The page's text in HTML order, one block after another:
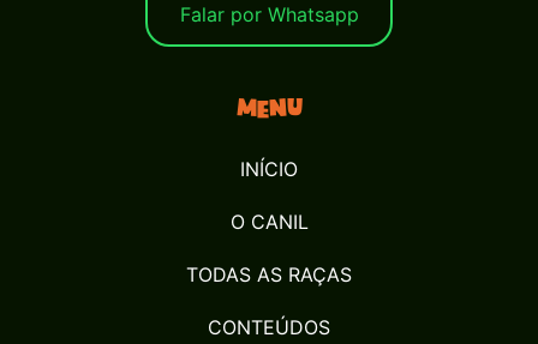
Falar por Whatsapp
Menu
INÍCIO
O CANIL
TODAS AS RAÇAS
CONTEÚDOS